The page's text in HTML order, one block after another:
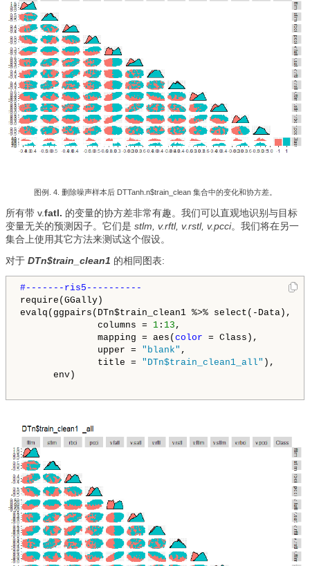
图例. 4. 删除噪声样本后 DTTanh.n$train_clean 集合中的变化和协方差。
所有带 v.fatl. 的变量的协方差非常有趣。我们可以直观地识别与目标
变量无关的预测因子。它们是 stlm, v.rftl, v.rstl, v.pcci。我们将在另一
集合上使用其它方法来测试这个假设。
对于 DTn$train_clean1 的相同图表:
require(GGally)
evalq(ggpairs(DTn$train_clean1 %>% select(-Data),
columns = 1 : 13 ,
mapping = aes( color = Class),
upper = "blank" ,
title = "DTn$train_clean1_all" ),
env)